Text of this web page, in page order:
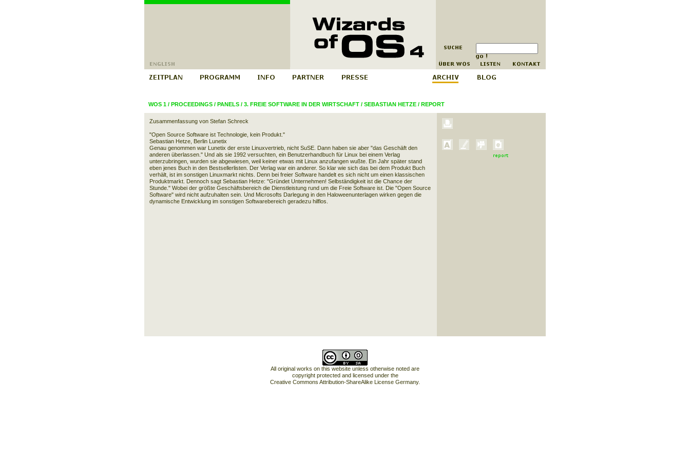
WOS 1/ PROCEEDINGS/ PANELS/ 3. FREIE SOFTWARE IN DER WIRTSCHAFT/ SEBASTIAN HETZE/ REPORT
Zusammenfassung von Stefan Schreck
"Open Source Software ist Technologie, kein Produkt."
Sebastian Hetze, Berlin Lunetix
Genau genommen war Lunetix der erste Linuxvertrieb, nicht SuSE. Dann haben sie aber "das Geschäft den
anderen überlassen." Und als sie 1992 versuchten, ein Benutzerhandbuch für Linux bei einem Verlag
unterzubringen, wurden sie abgewiesen, weil keiner etwas mit Linux anzufangen wußte. Ein Jahr später stand
eben jenes Buch in den Bestsellerlisten. Der Verlag war ein anderer. So klar wie sich das bei dem Produkt Buch
verhält, ist im sonstigen Linuxmarkt nichts. Denn bei freier Software handelt es sich nicht um einen klassischen
Produktmarkt. Dennoch sagt Sebastian Hetze: "Gründet Unternehmen! Selbständigkeit ist die Chance der
Stunde." Wobei der größte Geschäftsbereich die Dienstleistung rund um die Freie Software ist. Die "Open Source
Software" wird nicht aufzuhalten sein. Und Microsofts Darlegung in den Haloweenunterlagen wirken gegen die
dynamische Entwicklung im sonstigen Softwarebereich geradezu hilflos.
All original works on this website unless otherwise noted are
copyright protected and licensed under the
Creative Commons Attribution-ShareAlike License Germany.